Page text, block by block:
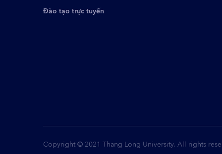
Đào tạo trực tuyến
Copyright © 2021 Thang Long University. All rights